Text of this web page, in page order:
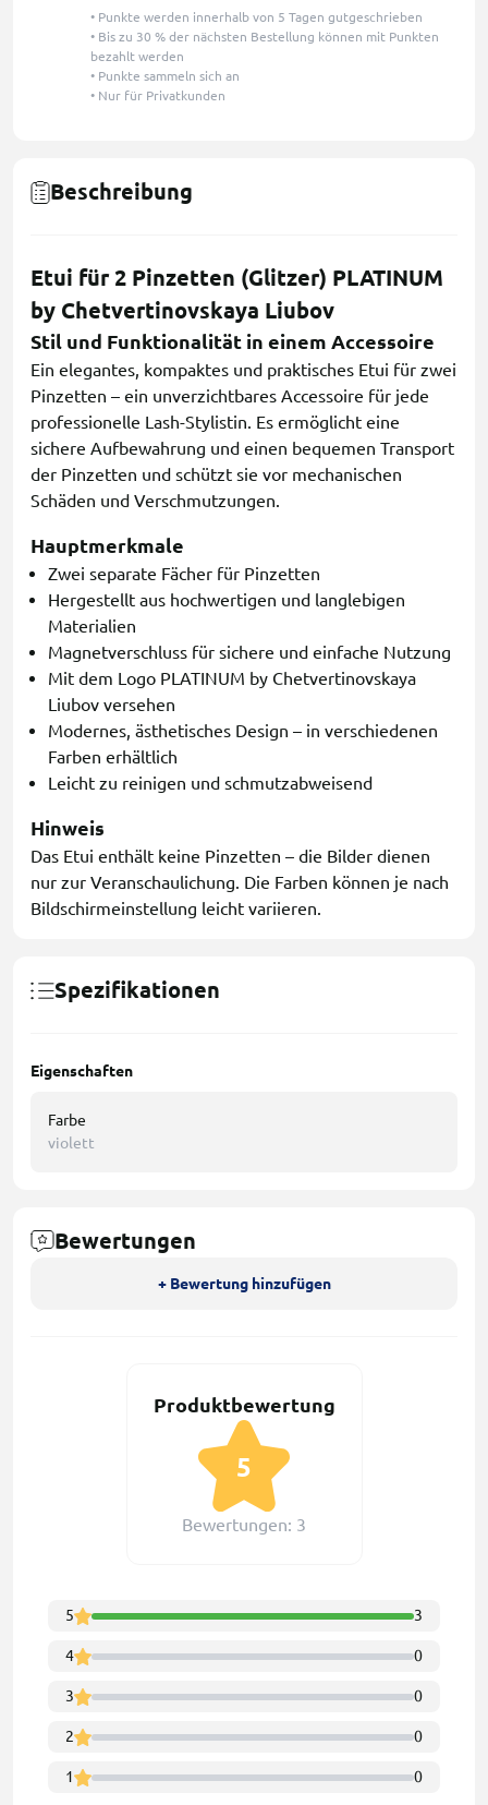
• Punkte werden innerhalb von 5 Tagen gutgeschrieben
• Bis zu 30 % der nächsten Bestellung können mit Punkten
bezahlt werden
• Punkte sammeln sich an
• Nur für Privatkunden
Beschreibung
Etui für 2 Pinzetten (Glitzer) PLATINUM
by Chetvertinovskaya Liubov
Stil und Funktionalität in einem Accessoire
Ein elegantes, kompaktes und praktisches Etui für zwei
Pinzetten – ein unverzichtbares Accessoire für jede
professionelle Lash-Stylistin. Es ermöglicht eine
sichere Aufbewahrung und einen bequemen Transport
der Pinzetten und schützt sie vor mechanischen
Schäden und Verschmutzungen.
Hauptmerkmale
Zwei separate Fächer für Pinzetten
Hergestellt aus hochwertigen und langlebigen
Materialien
Magnetverschluss für sichere und einfache Nutzung
Mit dem Logo PLATINUM by Chetvertinovskaya
Liubov versehen
Modernes, ästhetisches Design – in verschiedenen
Farben erhältlich
Leicht zu reinigen und schmutzabweisend
Hinweis
Das Etui enthält keine Pinzetten – die Bilder dienen
nur zur Veranschaulichung. Die Farben können je nach
Bildschirmeinstellung leicht variieren.
Spezifikationen
Eigenschaften
Farbe
violett
Bewertungen
+ Bewertung hinzufügen
Produktbewertung
5
Bewertungen: 3
5 3
4 0
3 0
2 0
1 0